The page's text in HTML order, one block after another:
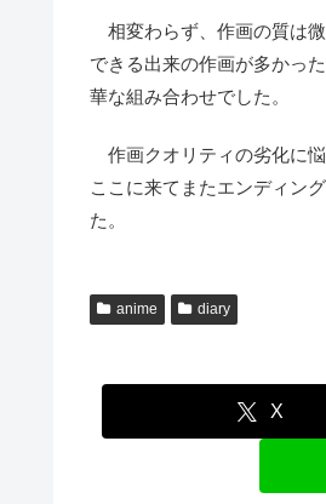
相変わらず、作画の質は
できる出来の作画が多かっ
華な組み合わせでした。
作画クオリティの劣化に悩
ここに来てまたエンディン
た。
anime diary
X